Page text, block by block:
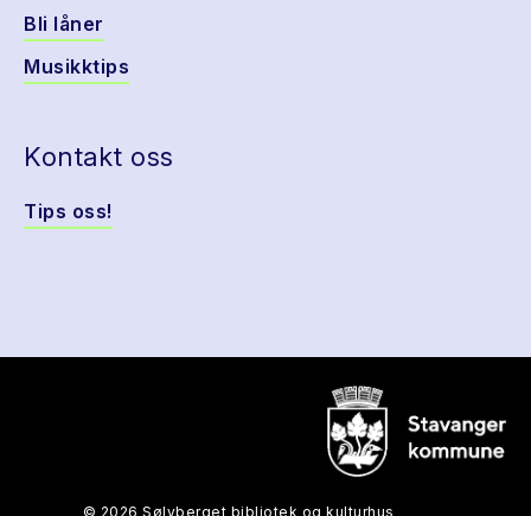
Bli låner
Musikktips
Kontakt oss
Tips oss!
© 2026 Sølvberget bibliotek og kulturhus